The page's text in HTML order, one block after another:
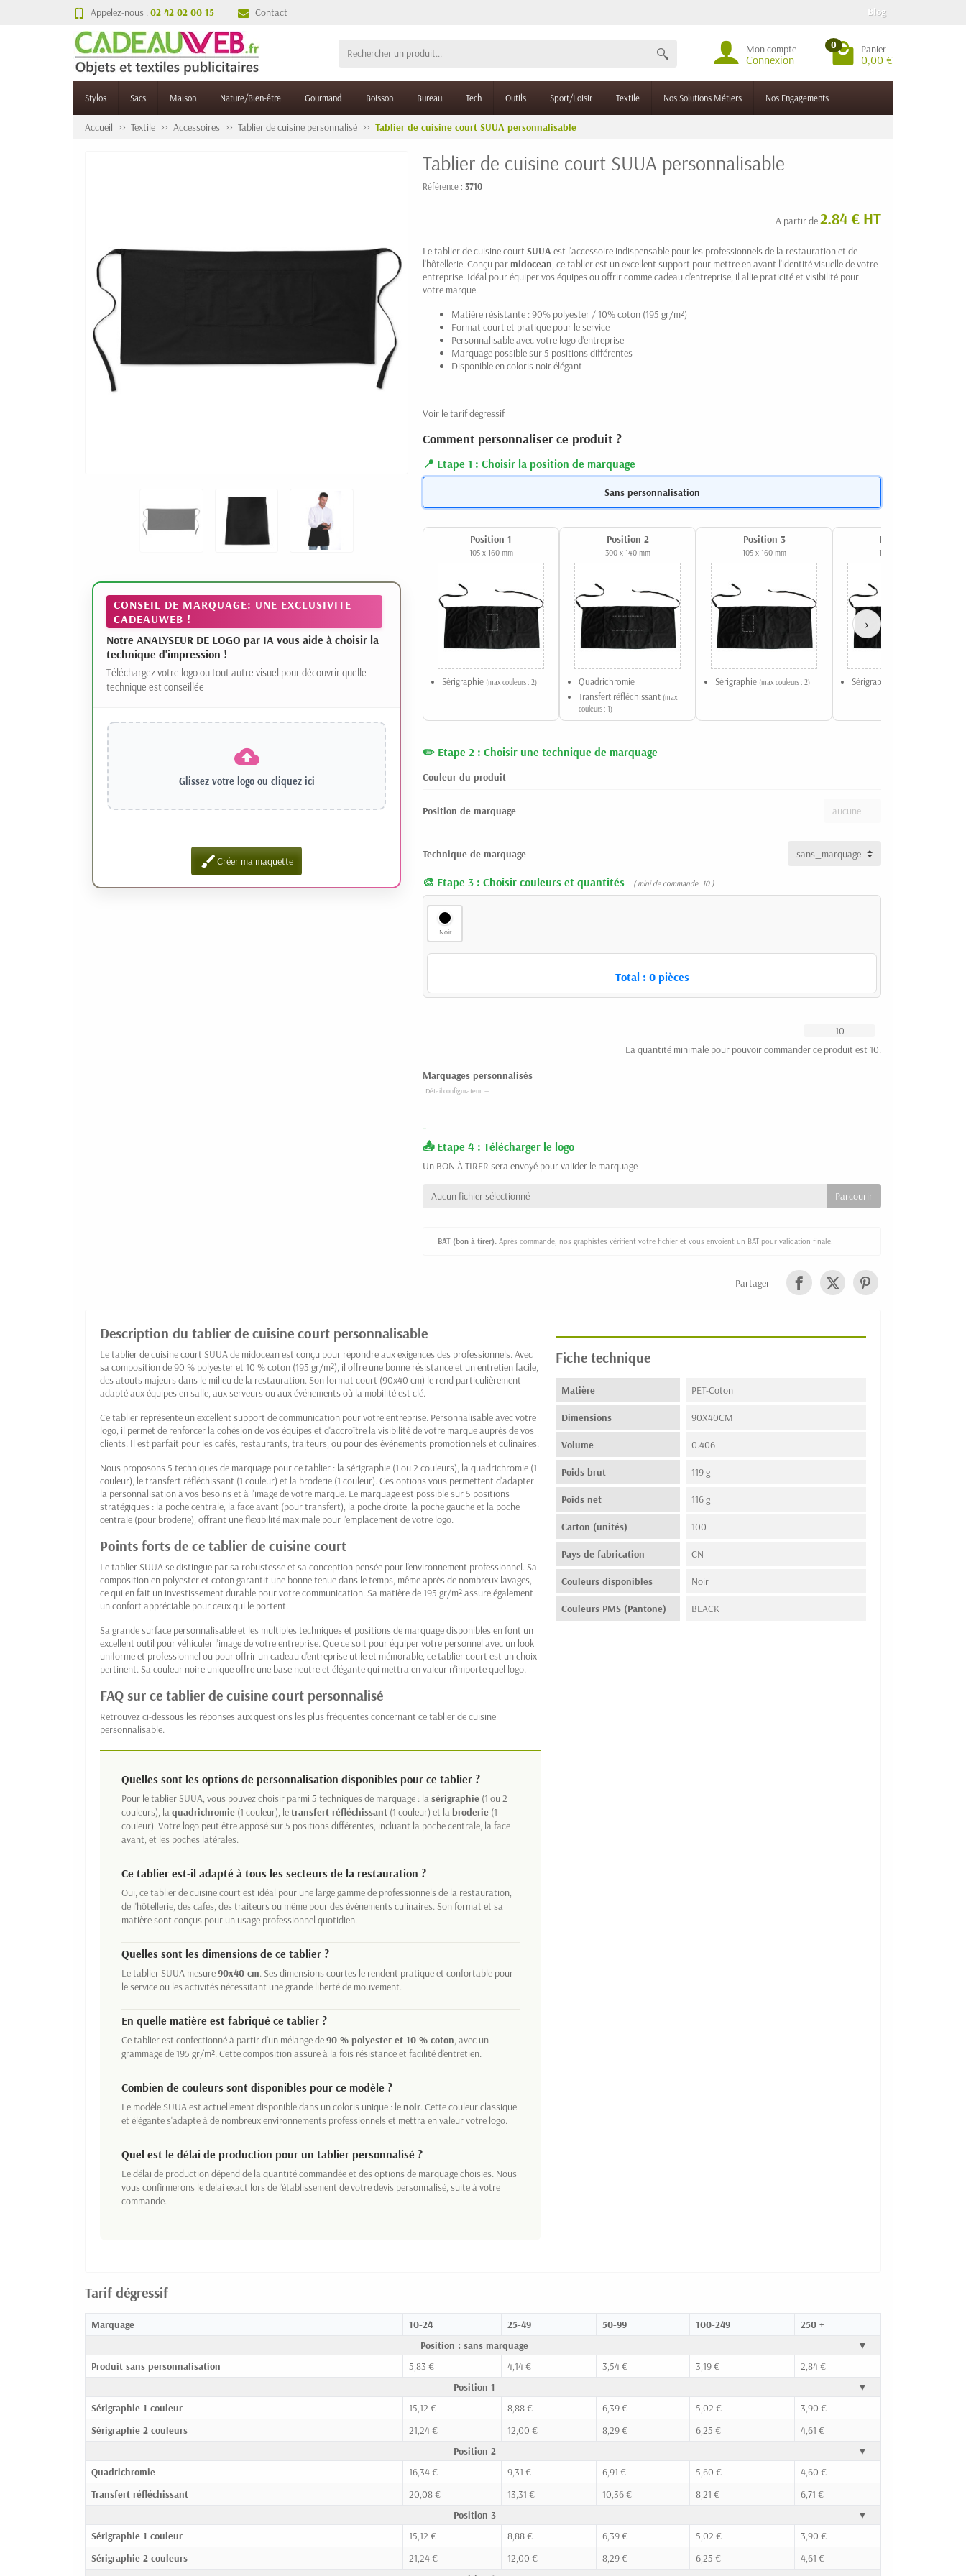
Appelez-nous :02 42 02 00 15 Contact Blog
Mon compte
Connexion
0 Panier
0,00 €
Stylos Sacs Maison Nature/Bien-être Gourmand Boisson Bureau Tech Outils Sport/Loisir Textile Nos Solutions Métiers Nos Engagements
Accueil Textile Accessoires Tablier de cuisine personnalisé Tablier de cuisine court SUUA personnalisable
CONSEIL DE MARQUAGE: UNE EXCLUSIVITE
CADEAUWEB !
Notre ANALYSEUR DE LOGO par IA vous aide à choisir la
technique d'impression !
Téléchargez votre logo ou tout autre visuel pour découvrir quelle
technique est conseillée
Glissez votre logo ou cliquez ici
brushCréer ma maquette
Tablier de cuisine court SUUA personnalisable
Référence : 3710
A partir de2.84 € HT
Le tablier de cuisine court SUUA est l'accessoire indispensable pour les professionnels de la restauration et de
l'hôtellerie. Conçu parmidocean, ce tablier est un excellent support pour mettre en avant l'identité visuelle de votre
entreprise. Idéal pour équiper vos équipes ou offrir comme cadeau d'entreprise, il allie praticité et visibilité pour
votre marque.
Matière résistante : 90% polyester / 10% coton (195 gr/m²)
Format court et pratique pour le service
Personnalisable avec votre logo d'entreprise
Marquage possible sur 5 positions différentes
Disponible en coloris noir élégant
Voir le tarif dégressif
Comment personnaliser ce produit ?
Etape 1 : Choisir la position de marquage
Sans personnalisation
Position 1
105 x 160 mm
Sérigraphie (max couleurs : 2)
Position 2
300 x 140 mm
Quadrichromie
Transfert réfléchissant (max
couleurs : 1)
Position 3
105 x 160 mm
Sérigraphie (max couleurs : 2)
Position 4
105 x 160 mm
Sérigraphie
›
Etape 2 : Choisir une technique de marquage
Couleur du produit
Position de marquage
Technique de marquage
Etape 3 : Choisir couleurs et quantités ( mini de commande: 10 )
Noir
Total : 0pièces
La quantité minimale pour pouvoir commander ce produit est 10.
Marquages personnalisés
-
Etape 4 : Télécharger le logo
Un BON À TIRER sera envoyé pour valider le marquage
Aucun fichier sélectionné
BAT (bon à tirer). Après commande, nos graphistes vérifient votre fichier et vous envoient un BAT pour validation finale.
Partager
Description du tablier de cuisine court personnalisable
Le tablier de cuisine court SUUA de midocean est conçu pour répondre aux exigences des professionnels. Avec
sa composition de 90 % polyester et 10 % coton (195 gr/m²), il offre une bonne résistance et un entretien facile,
des atouts majeurs dans le milieu de la restauration. Son format court (90x40 cm) le rend particulièrement
adapté aux équipes en salle, aux serveurs ou aux événements où la mobilité est clé.
Ce tablier représente un excellent support de communication pour votre entreprise. Personnalisable avec votre
logo, il permet de renforcer la cohésion de vos équipes et d'accroître la visibilité de votre marque auprès de vos
clients. Il est parfait pour les cafés, restaurants, traiteurs, ou pour des événements promotionnels et culinaires.
Nous proposons 5 techniques de marquage pour ce tablier : la sérigraphie (1 ou 2 couleurs), la quadrichromie (1
couleur), le transfert réfléchissant (1 couleur) et la broderie (1 couleur). Ces options vous permettent d'adapter
la personnalisation à vos besoins et à l'image de votre marque. Le marquage est possible sur 5 positions
stratégiques : la poche centrale, la face avant (pour transfert), la poche droite, la poche gauche et la poche
centrale (pour broderie), offrant une flexibilité maximale pour l'emplacement de votre logo.
Points forts de ce tablier de cuisine court
Le tablier SUUA se distingue par sa robustesse et sa conception pensée pour l'environnement professionnel. Sa
composition en polyester et coton garantit une bonne tenue dans le temps, même après de nombreux lavages,
ce qui en fait un investissement durable pour votre communication. Sa matière de 195 gr/m² assure également
un confort appréciable pour ceux qui le portent.
Sa grande surface personnalisable et les multiples techniques et positions de marquage disponibles en font un
excellent outil pour véhiculer l'image de votre entreprise. Que ce soit pour équiper votre personnel avec un look
uniforme et professionnel ou pour offrir un cadeau d'entreprise utile et mémorable, ce tablier court est un choix
pertinent. Sa couleur noire unique offre une base neutre et élégante qui mettra en valeur n'importe quel logo.
FAQ sur ce tablier de cuisine court personnalisé
Retrouvez ci-dessous les réponses aux questions les plus fréquentes concernant ce tablier de cuisine
personnalisable.
Quelles sont les options de personnalisation disponibles pour ce tablier ?
Pour le tablier SUUA, vous pouvez choisir parmi 5 techniques de marquage : lasérigraphie (1 ou 2
couleurs), laquadrichromie (1 couleur), letransfert réfléchissant (1 couleur) et labroderie (1
couleur). Votre logo peut être apposé sur 5 positions différentes, incluant la poche centrale, la face
avant, et les poches latérales.
Ce tablier est-il adapté à tous les secteurs de la restauration ?
Oui, ce tablier de cuisine court est idéal pour une large gamme de professionnels de la restauration,
de l'hôtellerie, des cafés, des traiteurs ou même pour des événements culinaires. Son format et sa
matière sont conçus pour un usage professionnel quotidien.
Quelles sont les dimensions de ce tablier ?
Le tablier SUUA mesure90x40 cm. Ses dimensions courtes le rendent pratique et confortable pour
le service ou les activités nécessitant une grande liberté de mouvement.
En quelle matière est fabriqué ce tablier ?
Ce tablier est confectionné à partir d'un mélange de90 % polyester et 10 % coton, avec un
grammage de 195 gr/m². Cette composition assure à la fois résistance et facilité d'entretien.
Combien de couleurs sont disponibles pour ce modèle ?
Le modèle SUUA est actuellement disponible dans un coloris unique : lenoir. Cette couleur classique
et élégante s'adapte à de nombreux environnements professionnels et mettra en valeur votre logo.
Quel est le délai de production pour un tablier personnalisé ?
Le délai de production dépend de la quantité commandée et des options de marquage choisies. Nous
vous confirmerons le délai exact lors de l'établissement de votre devis personnalisé, suite à votre
commande.
Fiche technique
Matière PET-Coton
Dimensions 90X40CM
Volume 0.406
Poids brut 119 g
Poids net 116 g
Carton (unités) 100
Pays de fabrication CN
Couleurs disponibles Noir
Couleurs PMS (Pantone) BLACK
Tarif dégressif
Marquage 10-24 25-49 50-99 100-249
250 +
Position : sans marquage
▼
Produit sans personnalisation
5,83 € 4,14 € 3,54 € 3,19 €
2,84 €
Position 1
▼
Sérigraphie 1 couleur
15,12 € 8,88 € 6,39 € 5,02 €
3,90 €
Sérigraphie 2 couleurs
21,24 € 12,00 € 8,29 € 6,25 €
4,61 €
Position 2
▼
Quadrichromie
16,34 € 9,31 € 6,91 € 5,60 €
4,60 €
Transfert réfléchissant
20,08 € 13,31 € 10,36 € 8,21 €
6,71 €
Position 3
▼
Sérigraphie 1 couleur
15,12 € 8,88 € 6,39 € 5,02 €
3,90 €
Sérigraphie 2 couleurs
21,24 € 12,00 € 8,29 € 6,25 €
4,61 €